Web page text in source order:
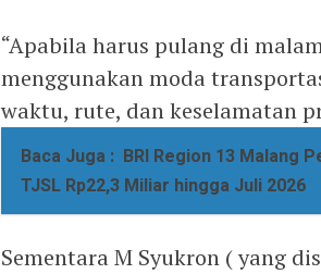
“Apabila harus pulang di
menggunakan moda
waktu, rute, dan keselamatan
Baca Juga : BRI Region 13 Malang
TJSL Rp22,3 Miliar hingga Juli 2026
Sementara M Syukron ( yang